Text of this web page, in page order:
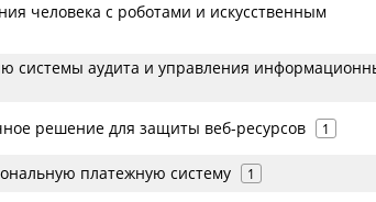
человека с роботами и искусственным
системы аудита и управления
решение для защиты веб-ресурсов 1
платежную систему 1